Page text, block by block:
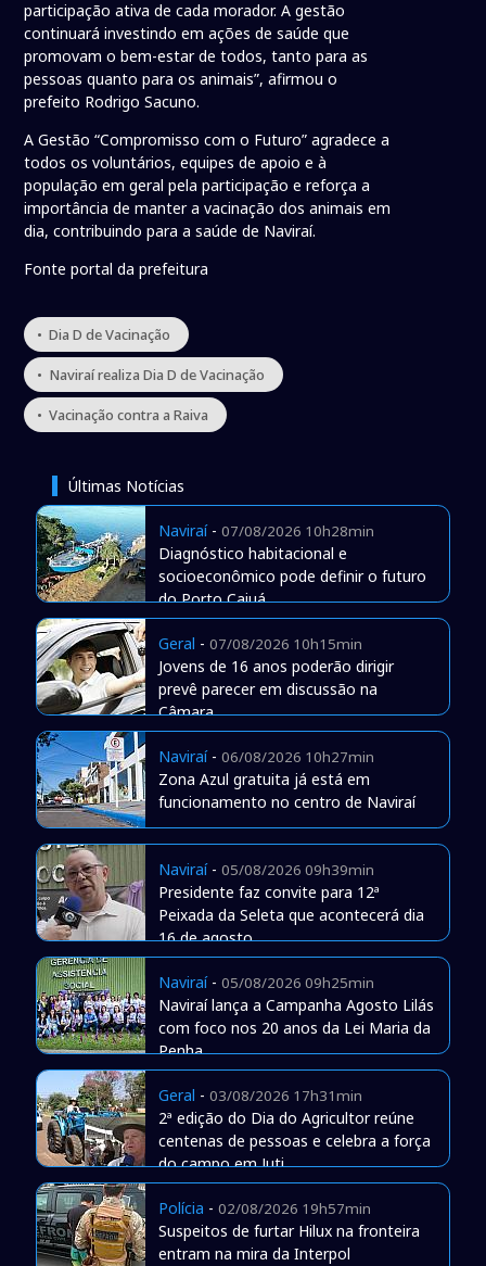
participação ativa de cada morador. A gestão
continuará investindo em ações de saúde que
promovam o bem-estar de todos, tanto para as
pessoas quanto para os animais”, afirmou o
prefeito Rodrigo Sacuno.
A Gestão “Compromisso com o Futuro” agradece a
todos os voluntários, equipes de apoio e à
população em geral pela participação e reforça a
importância de manter a vacinação dos animais em
dia, contribuindo para a saúde de Naviraí.
Fonte portal da prefeitura
• Dia D de Vacinação
• Naviraí realiza Dia D de Vacinação
• Vacinação contra a Raiva
Últimas Notícias
Naviraí- 07/08/2026 10h28min
Diagnóstico habitacional e
socioeconômico pode definir o futuro
do Porto Caiuá
Geral - 07/08/2026 10h15min
Jovens de 16 anos poderão dirigir
prevê parecer em discussão na
Câmara
Naviraí- 06/08/2026 10h27min
Zona Azul gratuita já está em
funcionamento no centro de Naviraí
Naviraí- 05/08/2026 09h39min
Presidente faz convite para 12ª
Peixada da Seleta que acontecerá dia
16 de agosto
Naviraí- 05/08/2026 09h25min
Naviraí lança a Campanha Agosto Lilás
com foco nos 20 anos da Lei Maria da
Penha
Geral - 03/08/2026 17h31min
2ª edição do Dia do Agricultor reúne
centenas de pessoas e celebra a força
do campo em Juti
Polícia - 02/08/2026 19h57min
Suspeitos de furtar Hilux na fronteira
entram na mira da Interpol